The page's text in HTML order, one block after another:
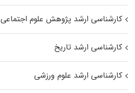
کارشناسی ارشد پژوهش علوم اجتماعی
کارشناسی ارشد تاریخ
کارشناسی ارشد علوم ورزشی